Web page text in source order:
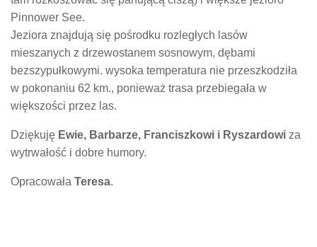
Pinnower See.
Jeziora znajdują się pośrodku rozległych lasów
mieszanych z drzewostanem sosnowym, dębami
bezszypułkowymi. wysoka temperatura nie przeszkodziła
w pokonaniu 62 km., ponieważ trasa przebiegała w
większości przez las.
Dziękuję Ewie, Barbarze, Franciszkowi i Ryszardowi za
wytrwałość i dobre humory.
Opracowała Teresa.